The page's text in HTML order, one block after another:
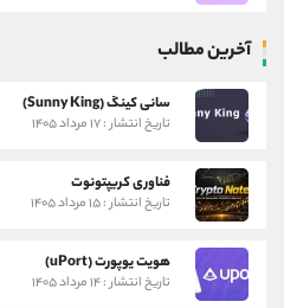
آخرین مطالب
سانی کینگ (Sunny King)
تاریخ انتشار : ۱۷ مرداد ۱۴۰۵
فناوری کریپتونوت
تاریخ انتشار : ۱۵ مرداد ۱۴۰۵
هویت یوپورت (uPort)
تاریخ انتشار : ۱۴ مرداد ۱۴۰۵